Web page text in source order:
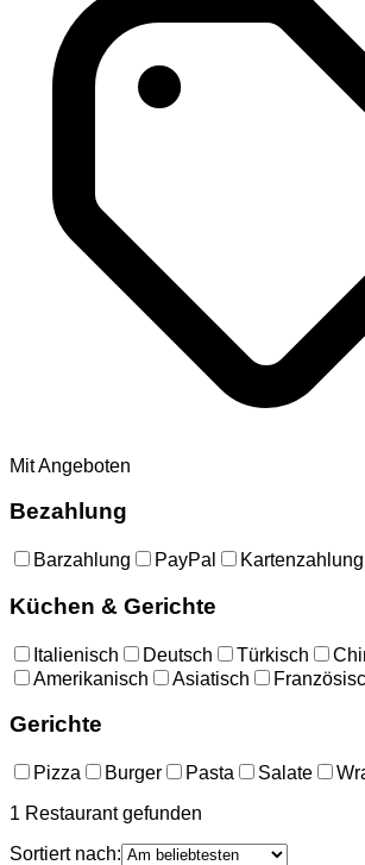
Mit Angeboten
Bezahlung
Barzahlung PayPal Kartenzahlung
Küchen & Gerichte
Italienisch Deutsch Türkisch
Amerikanisch
Asiatisch
Gerichte
Pizza Burger Pasta Salate
1 Restaurantgefunden
Sortiert nach: